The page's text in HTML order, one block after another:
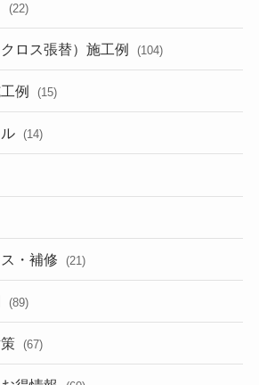
(22)
ロス張替）施工例 (104)
例 (15)
(14)
・補修 (21)
(89)
(67)